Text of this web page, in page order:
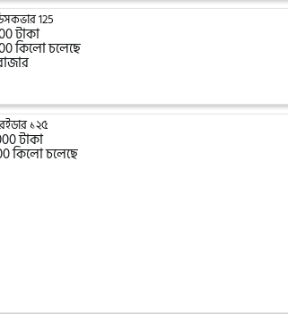
125
টাকা
কিলো চলেছে
১২৫
টাকা
কিলো চলেছে